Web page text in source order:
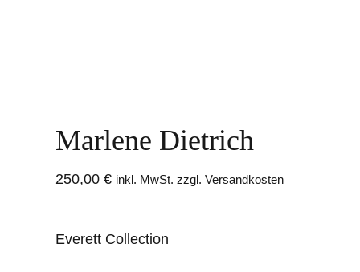
Marlene Dietrich
250,00 € inkl. MwSt. zzgl. Versandkosten
Everett Collection